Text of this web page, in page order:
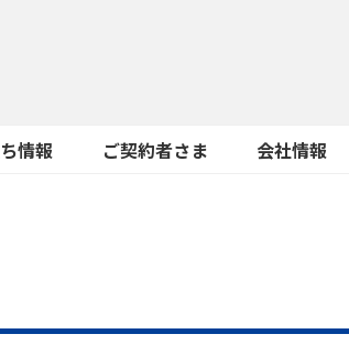
情報 ご契約者さま 会社情報